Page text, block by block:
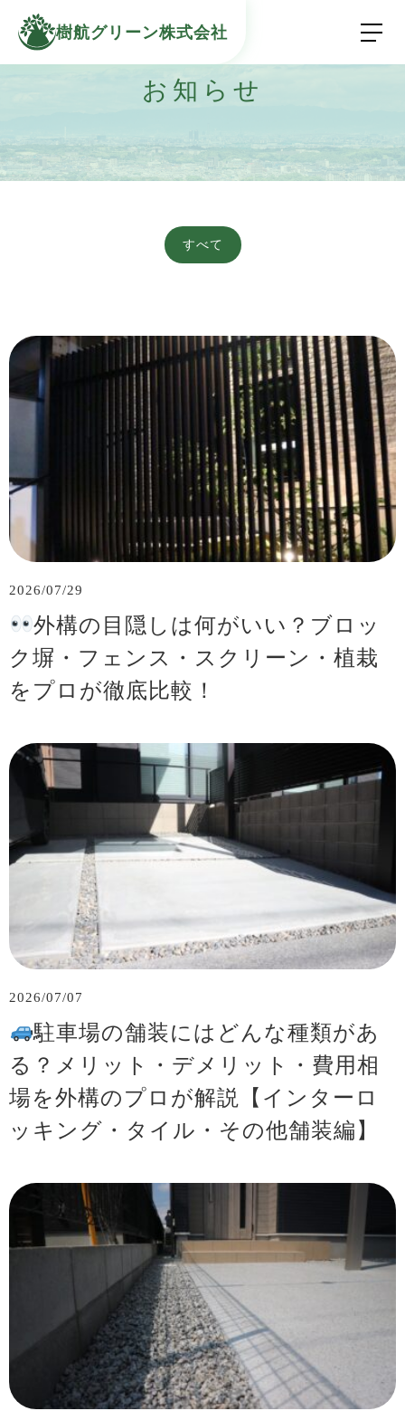
樹航グリーン株式会社
お知らせ
すべて
2026/07/29
外構の目隠しは何がいい？ブロッ
ク塀・フェンス・スクリーン・植栽
をプロが徹底比較！
2026/07/07
駐車場の舗装にはどんな種類があ
る？メリット・デメリット・費用相
場を外構のプロが解説【インターロ
ッキング・タイル・その他舗装編】